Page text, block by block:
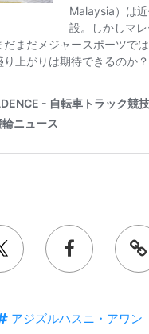
アジズルハスニ・アワン